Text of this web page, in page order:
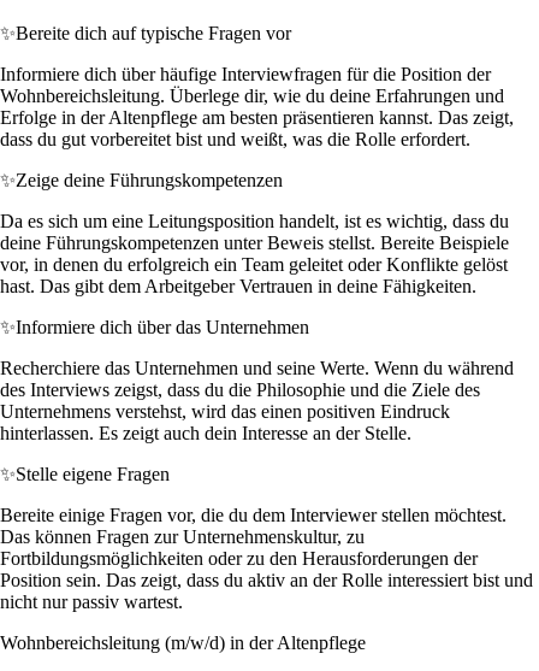
✨Bereite dich auf typische Fragen vor
Informiere dich über häufige Interviewfragen für die Position der
Wohnbereichsleitung. Überlege dir, wie du deine Erfahrungen und
Erfolge in der Altenpflege am besten präsentieren kannst. Das zeigt,
dass du gut vorbereitet bist und weißt, was die Rolle erfordert.
✨Zeige deine Führungskompetenzen
Da es sich um eine Leitungsposition handelt, ist es wichtig, dass du
deine Führungskompetenzen unter Beweis stellst. Bereite Beispiele
vor, in denen du erfolgreich ein Team geleitet oder Konflikte gelöst
hast. Das gibt dem Arbeitgeber Vertrauen in deine Fähigkeiten.
✨Informiere dich über das Unternehmen
Recherchiere das Unternehmen und seine Werte. Wenn du während
des Interviews zeigst, dass du die Philosophie und die Ziele des
Unternehmens verstehst, wird das einen positiven Eindruck
hinterlassen. Es zeigt auch dein Interesse an der Stelle.
✨Stelle eigene Fragen
Bereite einige Fragen vor, die du dem Interviewer stellen möchtest.
Das können Fragen zur Unternehmenskultur, zu
Fortbildungsmöglichkeiten oder zu den Herausforderungen der
Position sein. Das zeigt, dass du aktiv an der Rolle interessiert bist und
nicht nur passiv wartest.
Wohnbereichsleitung (m/w/d) in der Altenpflege